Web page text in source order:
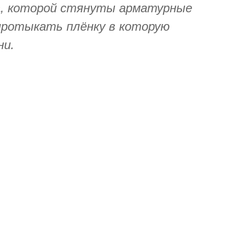
которой стянуты арматурные
плёнку в которую